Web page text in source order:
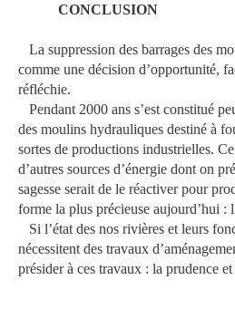
CONCLUSION
La suppression des barrages des
comme une décision d’opportunité,
réfléchie.
Pendant 2000 ans s’est constitué
des moulins hydrauliques destiné à
sortes de productions industrielles.
d’autres sources d’énergie dont on
sagesse serait de le réactiver pour
forme la plus précieuse aujourd’hui :
Si l’état des nos rivières et leurs
nécessitent des travaux
présider à ces travaux : la prudence et